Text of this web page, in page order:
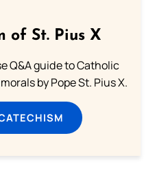
of St. Pius X
Q&A guide to Catholic
by Pope St. Pius X.